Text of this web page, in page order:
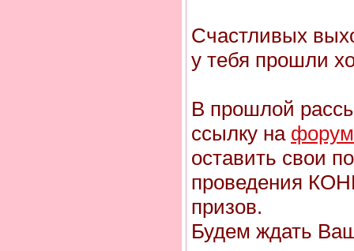
Счастливых
у тебя прошли
В прошлой
ссылку на форум
оставить свои
проведения
призов.
Будем ждать